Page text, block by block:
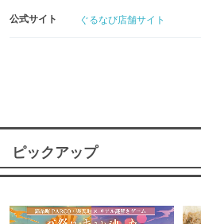
公式サイト ぐるなび店舗サイト
ピックアップ